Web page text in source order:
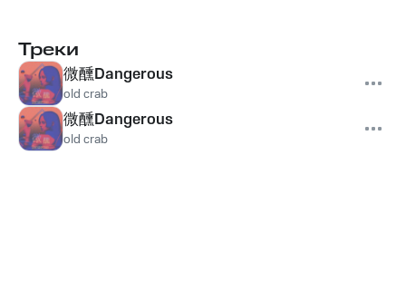
Треки
微醺Dangerous
old crab
微醺Dangerous
old crab